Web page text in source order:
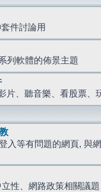
件討論用
列軟體的佈景主題
片、聽音樂、看股票、
入等有問題的網頁, 與
性、網路政策相關議題